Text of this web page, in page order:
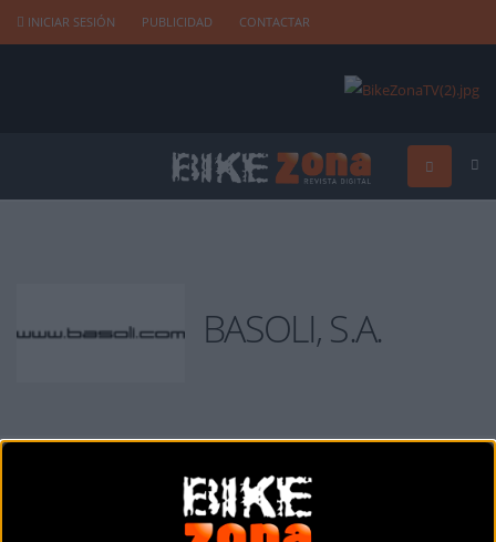
INICIAR SESIÓN PUBLICIDAD CONTACTAR
BASOLI, S.A.
Uno de los mas importantes distribuidores de España de las
dos ruedas, tanto motocicletas como bicicletas. Sus principales